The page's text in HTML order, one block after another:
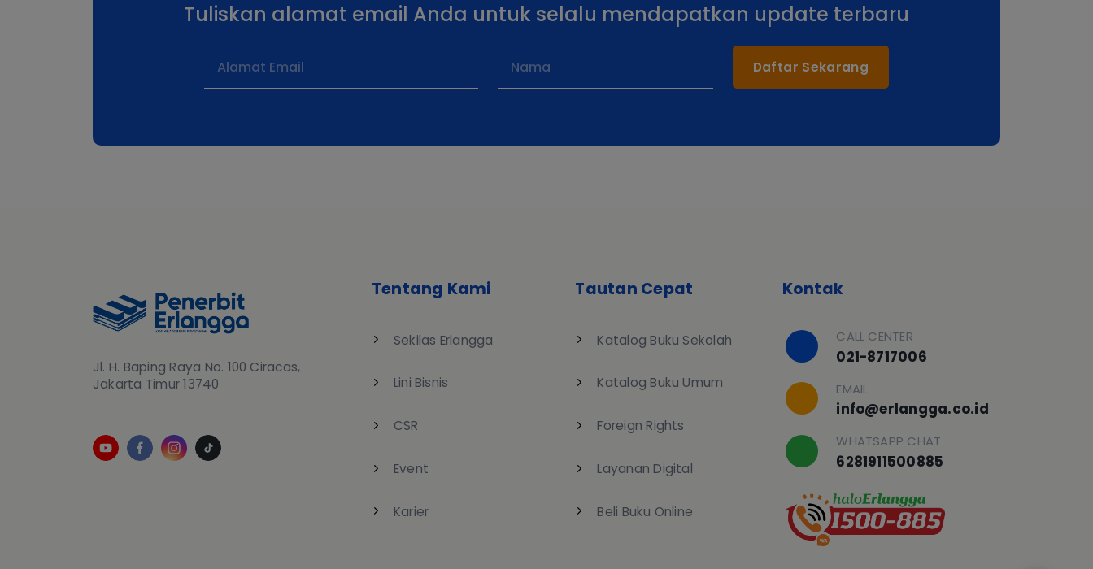
Tuliskan alamat email Anda untuk selalu mendapatkan update terbaru
Daftar Sekarang
Jl. H. Baping Raya No. 100 Ciracas,
Jakarta Timur 13740
Tentang Kami
Sekilas Erlangga
Lini Bisnis
CSR
Event
Karier
Tautan Cepat
Katalog Buku Sekolah
Katalog Buku Umum
Foreign Rights
Layanan Digital
Beli Buku Online
Kontak
CALL CENTER
021-8717006
EMAIL
info@erlangga.co.id
WHATSAPP CHAT
6281911500885